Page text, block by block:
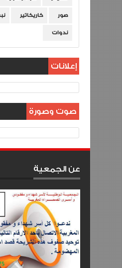
صور كاريكاتير
ندوات
إعلانات
صوت وصورة
عن الجمعية